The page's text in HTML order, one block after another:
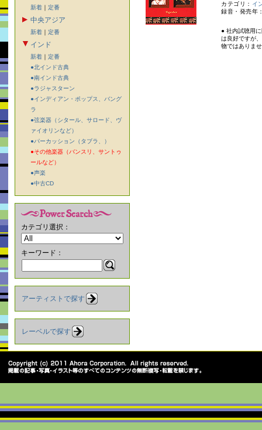
新着 ｜ 定番
中央アジア
新着 ｜ 定番
インド
新着 ｜ 定番
●北インド古典
●南インド古典
●ラジャスターン
●インディアン・ポップス、バング
ラ
●弦楽器（シタール、サロード、ヴ
ァイオリンなど）
●パーカッション（タブラ、）
●その他楽器（バンスリ、サントゥ
ールなど）
●声楽
●中古CD
カテゴリ選択：
キーワード：
アーティストで探す
レーベルで探す
カテゴリ： イ
録音・発売年
● 社内試聴用
は良好ですが
物ではありま